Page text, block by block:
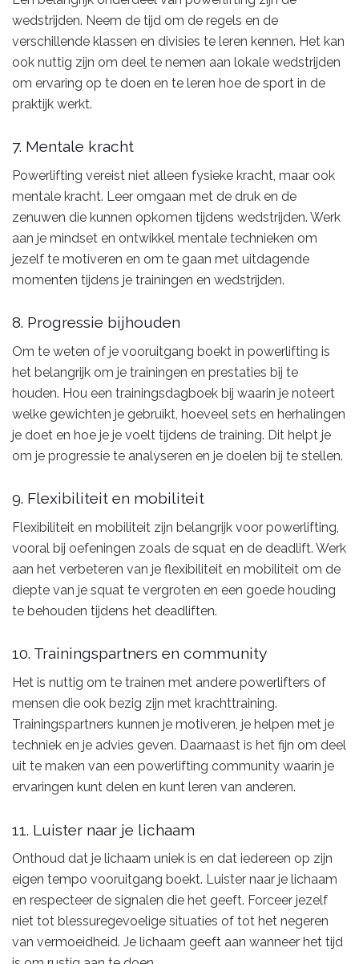
wedstrijden. Neem de tijd om de regels en de
verschillende klassen en divisies te leren kennen. Het kan
ook nuttig zijn om deel te nemen aan lokale wedstrijden
om ervaring op te doen en te leren hoe de sport in de
praktijk werkt.
7. Mentale kracht
Powerlifting vereist niet alleen fysieke kracht, maar ook
mentale kracht. Leer omgaan met de druk en de
zenuwen die kunnen opkomen tijdens wedstrijden. Werk
aan je mindset en ontwikkel mentale technieken om
jezelf te motiveren en om te gaan met uitdagende
momenten tijdens je trainingen en wedstrijden.
8. Progressie bijhouden
Om te weten of je vooruitgang boekt in powerlifting is
het belangrijk om je trainingen en prestaties bij te
houden. Hou een trainingsdagboek bij waarin je noteert
welke gewichten je gebruikt, hoeveel sets en herhalingen
je doet en hoe je je voelt tijdens de training. Dit helpt je
om je progressie te analyseren en je doelen bij te stellen.
9. Flexibiliteit en mobiliteit
Flexibiliteit en mobiliteit zijn belangrijk voor powerlifting,
vooral bij oefeningen zoals de squat en de deadlift. Werk
aan het verbeteren van je flexibiliteit en mobiliteit om de
diepte van je squat te vergroten en een goede houding
te behouden tijdens het deadliften.
10. Trainingspartners en community
Het is nuttig om te trainen met andere powerlifters of
mensen die ook bezig zijn met krachttraining.
Trainingspartners kunnen je motiveren, je helpen met je
techniek en je advies geven. Daarnaast is het fijn om deel
uit te maken van een powerlifting community waarin je
ervaringen kunt delen en kunt leren van anderen.
11. Luister naar je lichaam
Onthoud dat je lichaam uniek is en dat iedereen op zijn
eigen tempo vooruitgang boekt. Luister naar je lichaam
en respecteer de signalen die het geeft. Forceer jezelf
niet tot blessuregevoelige situaties of tot het negeren
van vermoeidheid. Je lichaam geeft aan wanneer het tijd